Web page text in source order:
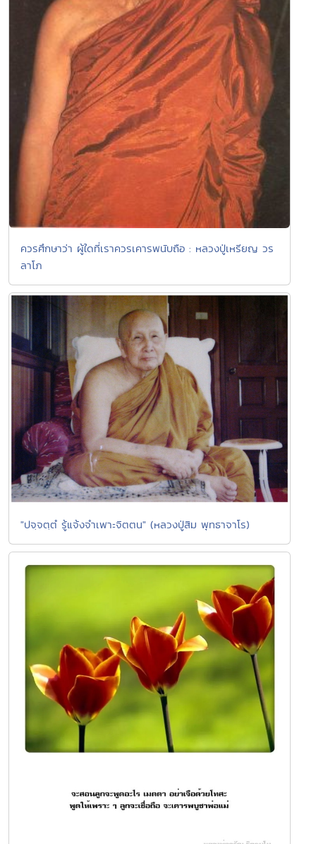
ควรศึกษาว่า ผู้ใดที่เราควรเคารพนับถือ : หลวงปู่เหรียญ วร
ลาโภ
"ปจฺจตฺตํ รู้แจ้งจำเพาะจิตตน" (หลวงปู่สิม พุทธาจาโร)